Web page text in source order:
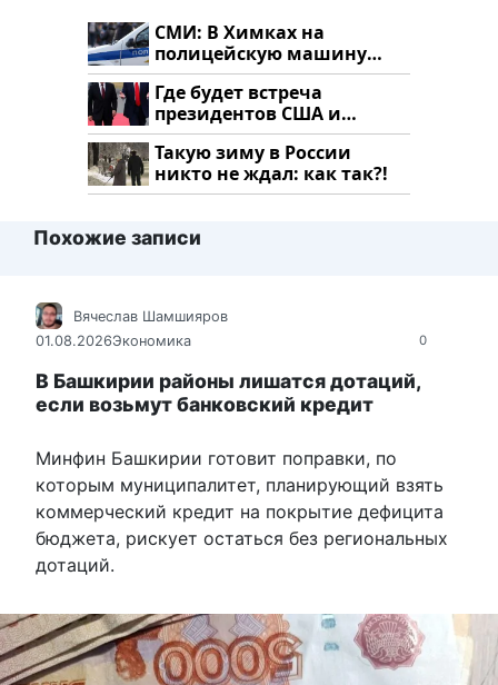
СМИ: В Химках на
полицейскую машину
напали и подожгли.
Где будет встреча
президентов США и
России: Европа?
Такую зиму в России
никто не ждал: как так?!
Похожие записи
0
Вячеслав Шамшияров
01.08.2026Экономика
В Башкирии районы лишатся дотаций,
если возьмут банковский кредит
Минфин Башкирии готовит поправки, по
которым муниципалитет, планирующий взять
коммерческий кредит на покрытие дефицита
бюджета, рискует остаться без региональных
дотаций.